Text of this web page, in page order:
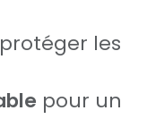
les
pour un